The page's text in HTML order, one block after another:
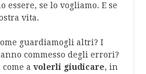
essere, se lo vogliamo. E se
vita.
guardiamogli altri? I
commesso degli errori?
a volerli giudicare, in